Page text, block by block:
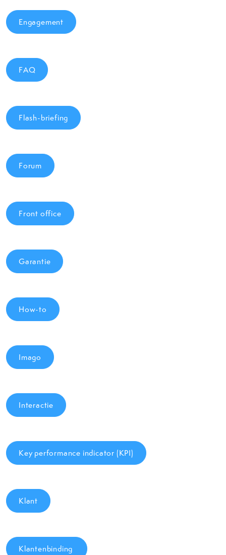
Engagement
FAQ
Flash-briefing
Forum
Front office
Garantie
How-to
Imago
Interactie
Key performance indicator (KPI)
Klant
Klantenbinding